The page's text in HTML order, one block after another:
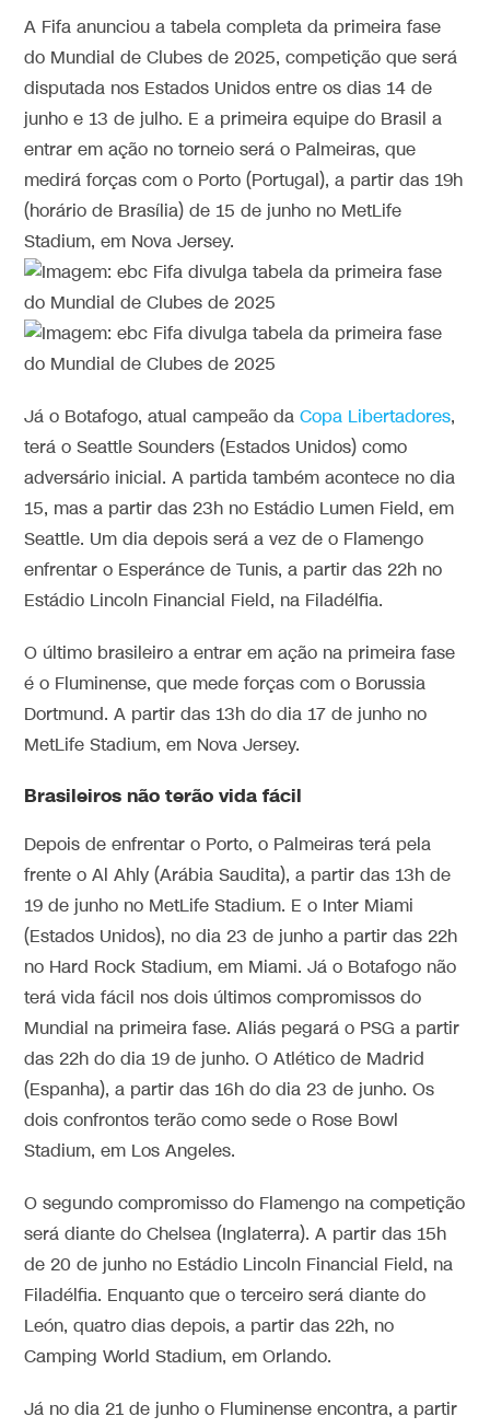
A Fifa anunciou a tabela completa da primeira fase
do Mundial de Clubes de 2025, competição que será
disputada nos Estados Unidos entre os dias 14 de
junho e 13 de julho. E a primeira equipe do Brasil a
entrar em ação no torneio será o Palmeiras, que
medirá forças com o Porto (Portugal), a partir das 19h
(horário de Brasília) de 15 de junho no MetLife
Stadium, em Nova Jersey.
Já o Botafogo, atual campeão daCopa Libertadores,
terá o Seattle Sounders (Estados Unidos) como
adversário inicial. A partida também acontece no dia
15, mas a partir das 23h no Estádio Lumen Field, em
Seattle. Um dia depois será a vez de o Flamengo
enfrentar o Esperánce de Tunis, a partir das 22h no
Estádio Lincoln Financial Field, na Filadélfia.
O último brasileiro a entrar em ação na primeira fase
é o Fluminense, que mede forças com o Borussia
Dortmund. A partir das 13h do dia 17 de junho no
MetLife Stadium, em Nova Jersey.
Brasileiros não terão vida fácil
Depois de enfrentar o Porto, o Palmeiras terá pela
frente o Al Ahly (Arábia Saudita), a partir das 13h de
19 de junho no MetLife Stadium. E o Inter Miami
(Estados Unidos), no dia 23 de junho a partir das 22h
no Hard Rock Stadium, em Miami. Já o Botafogo não
terá vida fácil nos dois últimos compromissos do
Mundial na primeira fase. Aliás pegará o PSG a partir
das 22h do dia 19 de junho. O Atlético de Madrid
(Espanha), a partir das 16h do dia 23 de junho. Os
dois confrontos terão como sede o Rose Bowl
Stadium, em Los Angeles.
O segundo compromisso do Flamengo na competição
será diante do Chelsea (Inglaterra). A partir das 15h
de 20 de junho no Estádio Lincoln Financial Field, na
Filadélfia. Enquanto que o terceiro será diante do
León, quatro dias depois, a partir das 22h, no
Camping World Stadium, em Orlando.
Já no dia 21 de junho o Fluminense encontra, a partir